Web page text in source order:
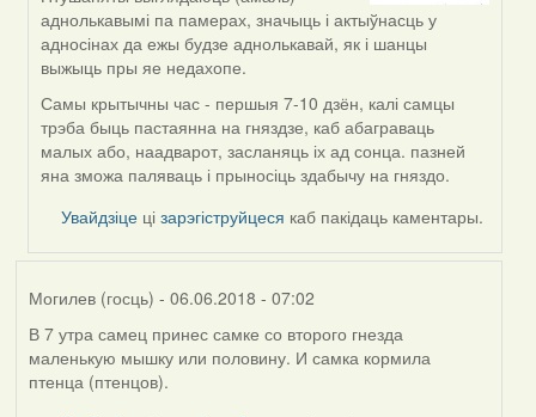
by
Feather
аднолькавымі па памерах, значыць і актыўнасць у
адносінах да ежы будзе аднолькавай, як і шанцы
выжыць пры яе недахопе.
Самы крытычны час - першыя 7-10 дзён, калі самцы
трэба быць пастаянна на гняздзе, каб абаграваць
малых або, наадварот, засланяць іх ад сонца. пазней
яна зможа паляваць і прыносіць здабычу на гняздо.
Увайдзіце цізарэгіструйцеся каб пакідаць каментары.
Могилев (госць) - 06.06.2018 - 07:02
В 7 утра самец принес самке со второго гнезда
маленькую мышку или половину. И самка кормила
птенца (птенцов).